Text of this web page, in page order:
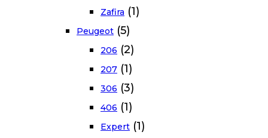
Zafira (1)
Peugeot (5)
206 (2)
207 (1)
306 (3)
406 (1)
Expert (1)